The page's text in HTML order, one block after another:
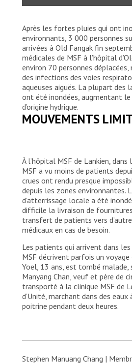
Après les fortes pluies qui ont
environnants, 3 000 personnes
arrivées à Old Fangak fin
médicales de MSF à l’hôpital
environ 70 personnes
des infections des voies
aqueuses aiguës. La plupart des
ont été inondées, augmentant le
d’origine hydrique.
MOUVEMENTS
À l’hôpital MSF de Lankien, dans
MSF a vu moins de patients
crues ont rendu presque
depuis les zones environnantes.
d’atterrissage locale a été
difficile la livraison de
transfert de patients vers
médicaux en cas de besoin.
Les patients qui arrivent dans
MSF décrivent parfois un
Yoel, 13 ans, est tombé malade,
Manyang Chan, veuf et père de
transporté à la clinique MSF de
d’Unité, marchant dans des eaux
poitrine pendant deux heures.
Stephen Manuang Chang |